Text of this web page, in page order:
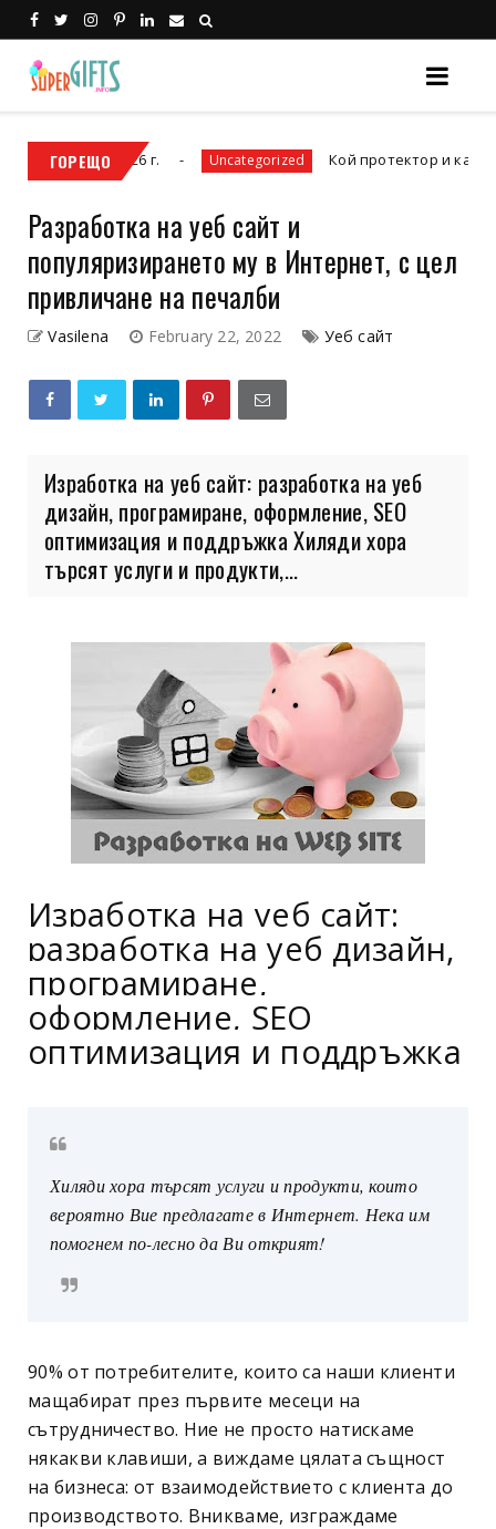
ГОРЕЩО
2026 г. Uncategorized Кой протектор и калъф да
Разработка на уеб сайт и
популяризирането му в Интернет, с цел
привличане на печалби
Vasilena February 22, 2022 Уеб сайт
Изработка на уеб сайт: разработка на уеб
дизайн, програмиране, оформление, SEO
оптимизация и поддръжка Хиляди хора
търсят услуги и продукти,...
Изработка на уеб сайт:
разработка на уеб дизайн,
програмиране,
оформление, SEO
оптимизация и поддръжка
Хиляди хора търсят услуги и продукти, които
вероятно Вие предлагате в Интернет. Нека им
помогнем по-лесно да Ви открият!
90% от потребителите, които са наши клиенти
мащабират през първите месеци на
сътрудничество. Ние не просто натискаме
някакви клавиши, а виждаме цялата същност
на бизнеса: от взаимодействието с клиента до
производството. Вникваме, изграждаме